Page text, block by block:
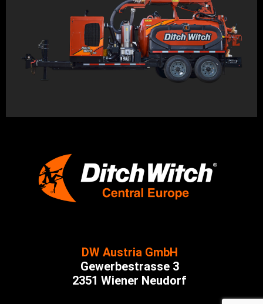
DW Austria GmbH
Gewerbestrasse 3
2351 Wiener Neudorf